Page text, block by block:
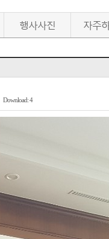
행사사진 자주
Download: 4